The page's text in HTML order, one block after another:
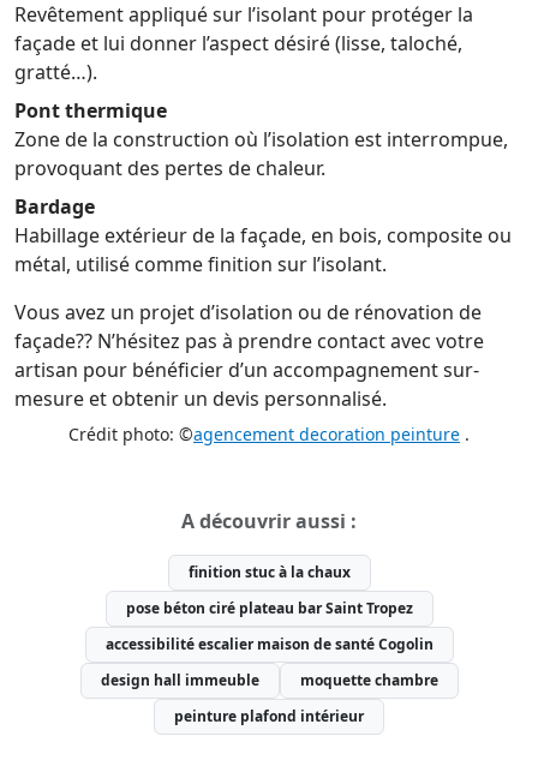
Revêtement appliqué sur l’isolant pour protéger la
façade et lui donner l’aspect désiré (lisse, taloché,
gratté…).
Pont thermique
Zone de la construction où l’isolation est interrompue,
provoquant des pertes de chaleur.
Bardage
Habillage extérieur de la façade, en bois, composite ou
métal, utilisé comme finition sur l’isolant.
Vous avez un projet d’isolation ou de rénovation de
façade?? N’hésitez pas à prendre contact avec votre
artisan pour bénéficier d’un accompagnement sur-
mesure et obtenir un devis personnalisé.
Crédit photo: ©agencement decoration peinture .
A découvrir aussi :
finition stuc à la chaux
pose béton ciré plateau bar Saint Tropez
accessibilité escalier maison de santé Cogolin
design hall immeuble
moquette chambre
peinture plafond intérieur